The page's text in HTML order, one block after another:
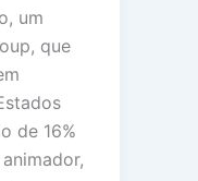
um
que
de 16%